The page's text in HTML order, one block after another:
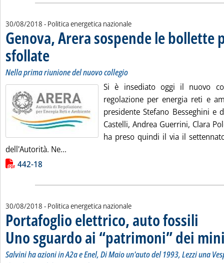
30/08/2018 - Politica energetica nazionale
Genova, Arera sospende le bollette
sfollate . Sottotitolo: Nella prima riunione del nuovo collegio
. Pubblicata giovedì 30 agosto 2018 alle 18.21.
Nella prima riunione del nuovo collegio
Si è insediato oggi il nuovo
regolazione per energia reti e
presidente Stefano Besseghini e
Castelli, Andrea Guerrini, Clara
ha preso quindi il via il
dell'Autorità. Ne...
Lista allegati PDF alla notizia
442-18
30/08/2018 - Politica energetica nazionale
Portafoglio elettrico, auto fossili
Uno sguardo ai “patrimoni” dei
Salvini ha azioni in A2a e Enel, Di Maio un'auto del 1993, Lezzi una